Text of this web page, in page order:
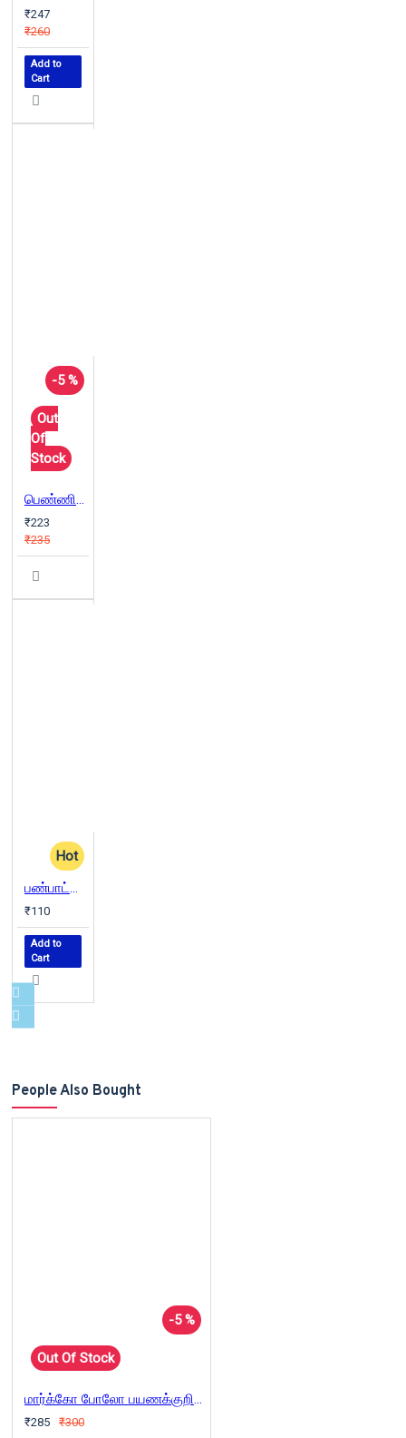
₹247
₹260
Add to
Cart
-5 %
Out
Of
Stock
பெண்ணின் மறுபக்கம்
₹223
₹235
Hot
பண்பாட்டு அசைவுகள்
₹110
Add to
Cart
People Also Bought
-5 %
Out Of Stock
மார்க்கோ போலோ பயணக்குறிப்புகள்
₹285 ₹300